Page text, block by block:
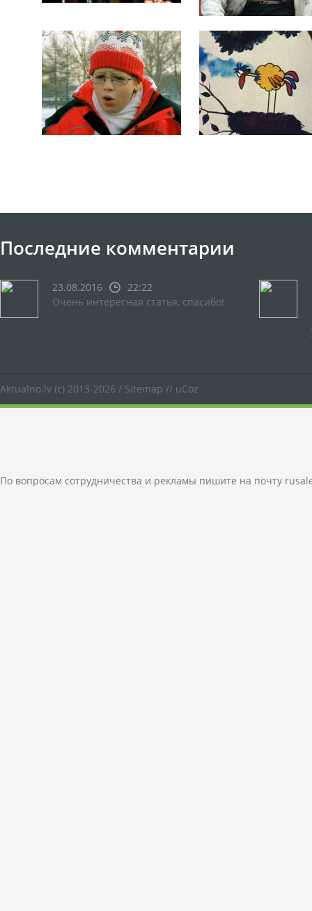
Последние комментарии
23.08.2016
22:22
Очень интересная статья, спасибо!
Aktualno.lv (c) 2013-2026 / Sitemap // uCoz
По вопросам сотрудничества и рекламы пишите на почту